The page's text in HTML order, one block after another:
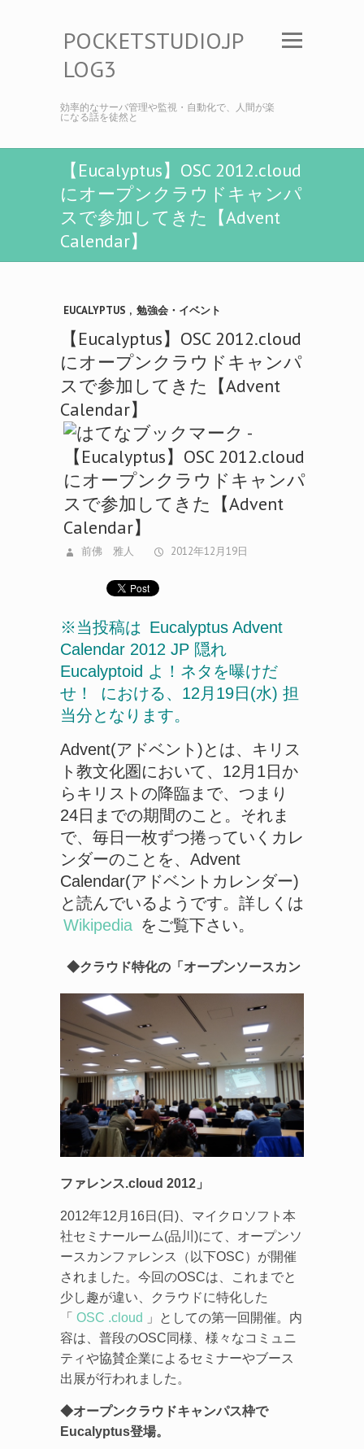
POCKETSTUDIO.JP
LOG3
効率的なサーバ管理や監視・自動化で、人間が楽
になる話を徒然と
【Eucalyptus】OSC 2012.cloud
にオープンクラウドキャンパ
スで参加してきた【Advent
Calendar】
EUCALYPTUS , 勉強会・イベント
【Eucalyptus】OSC 2012.cloud
にオープンクラウドキャンパ
スで参加してきた【Advent
Calendar】
前佛 雅人 2012年12月19日
※当投稿は Eucalyptus Advent
Calendar 2012 JP 隠れ
Eucalyptoid よ！ネタを曝けだ
せ！
における、12月19日(水) 担
当分となります。
Advent(アドベント)とは、キリス
ト教文化圏において、12月1日か
らキリストの降臨まで、つまり
24日までの期間のこと。それま
で、毎日一枚ずつ捲っていくカレ
ンダーのことを、Advent
Calendar(アドベントカレンダー)
と読んでいるようです。詳しくは
Wikipedia をご覧下さい。
◆クラウド特化の「オープンソースカン
ファレンス.cloud 2012」
2012年12月16日(日)、マイクロソフト本
社セミナールーム(品川)にて、オープンソ
ースカンファレンス（以下OSC）が開催
されました。今回のOSCは、これまでと
少し趣が違い、クラウドに特化した
「 OSC .cloud
」としての第一回開催。内
容は、普段のOSC同様、様々なコミュニ
ティや協賛企業によるセミナーやブース
出展が行われました。
◆オープンクラウドキャンパス枠で
Eucalyptus登場。